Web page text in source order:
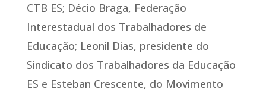
CTB ES; Décio Braga, Federação
Interestadual dos Trabalhadores de
Educação; Leonil Dias, presidente do
Sindicato dos Trabalhadores da Educação
ES e Esteban Crescente, do Movimento